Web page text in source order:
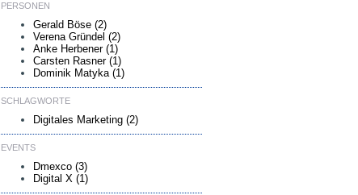
PERSONEN
Gerald Böse (2)
Verena Gründel (2)
Anke Herbener (1)
Carsten Rasner (1)
Dominik Matyka (1)
SCHLAGWORTE
Digitales Marketing (2)
EVENTS
Dmexco (3)
Digital X (1)